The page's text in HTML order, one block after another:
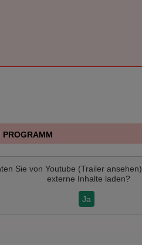
PROGRAMM
Sie von Youtube (Trailer ansehen)
externe Inhalte laden?
Ja